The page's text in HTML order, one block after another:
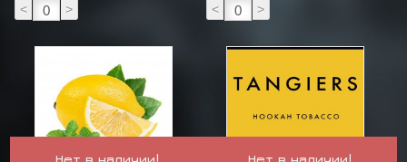
< > < >